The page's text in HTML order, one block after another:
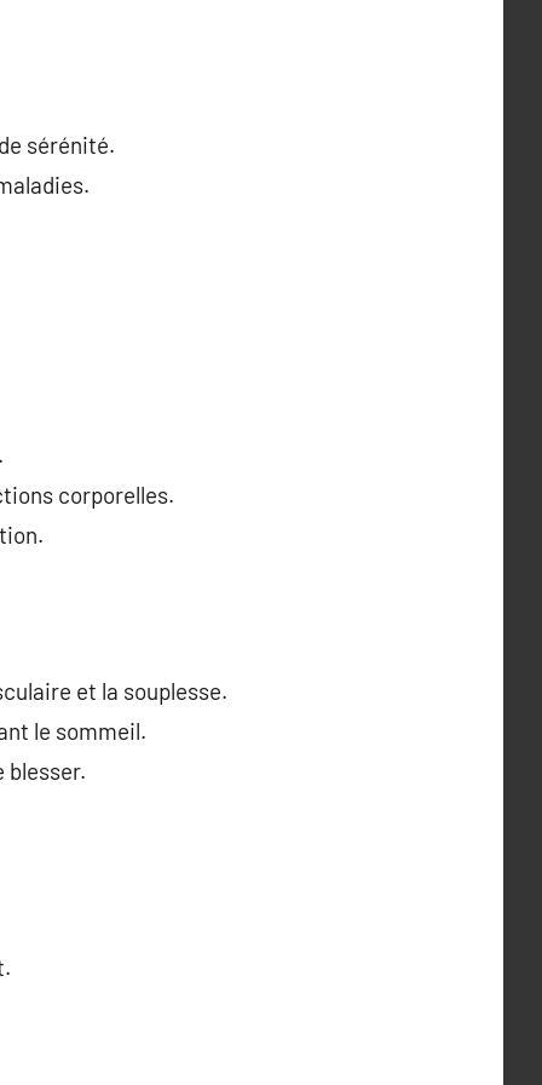
sérénité.
corporelles.
et la souplesse.
le sommeil.
blesser.